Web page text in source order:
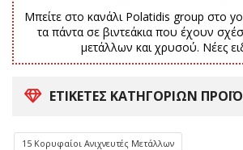
Μπείτε στο κανάλι Polatidis group στο
τα πάντα σε βιντεάκια που έχουν
μετάλλων και χρυσού. Νέες
ΕΤΙΚΈΤΕΣ ΚΑΤΗΓΟΡΙΏΝ
15 Κορυφαίοι Ανιχνευτές Μετάλλων